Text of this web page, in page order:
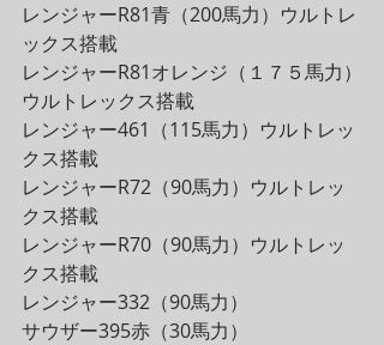
レンジャーR81青（200馬力）ウルトレ
ックス搭載
レンジャーR81オレンジ（１７５馬力）
ウルトレックス搭載
レンジャー461（115馬力）ウルトレッ
クス搭載
レンジャーR72（90馬力）ウルトレッ
クス搭載
レンジャーR70（90馬力）ウルトレッ
クス搭載
レンジャー332（90馬力）
サウザー395赤（30馬力）